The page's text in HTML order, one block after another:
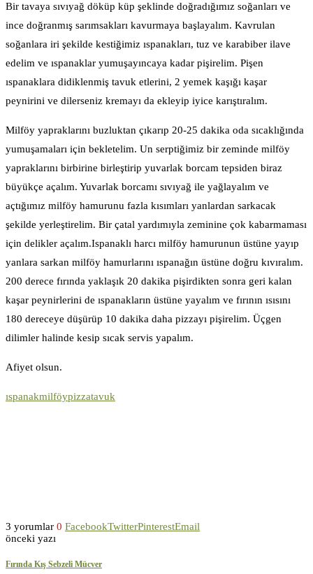
Bir tavaya sıvıyağ döküp küp şeklinde doğradığımız soğanları ve
ince doğranmış sarımsakları kavurmaya başlayalım. Kavrulan
soğanlara iri şekilde kestiğimiz ıspanakları, tuz ve karabiber ilave
edelim ve ıspanaklar yumuşayıncaya kadar pişirelim. Pişen
ıspanaklara didiklenmiş tavuk etlerini, 2 yemek kaşığı kaşar
peynirini ve dilerseniz kremayı da ekleyip iyice karıştıralım.
Milföy yapraklarını buzluktan çıkarıp 20-25 dakika oda sıcaklığında
yumuşamaları için bekletelim. Un serptiğimiz bir zeminde milföy
yapraklarını birbirine birleştirip yuvarlak borcam tepsiden biraz
büyükçe açalım. Yuvarlak borcamı sıvıyağ ile yağlayalım ve
açtığımız milföy hamurunu fazla kısımları yanlardan sarkacak
şekilde yerleştirelim. Bir çatal yardımıyla zeminine çok kabarmaması
için delikler açalım.Ispanaklı harcı milföy hamurunun üstüne yayıp
yanlara sarkan milföy hamurlarını ıspanağın üstüne doğru kıvıralım.
200 derece fırında yaklaşık 20 dakika pişirdikten sonra geri kalan
kaşar peynirlerini de ıspanakların üstüne yayalım ve fırının ısısını
180 dereceye düşürüp 10 dakika daha pizzayı pişirelim. Üçgen
dilimler halinde kesip sıcak servis yapalım.
Afiyet olsun.
ıspanakmilföypizzatavuk
3 yorumlar 0 FacebookTwitterPinterestEmail
önceki yazı
Fırında Kış Sebzeli Mücver